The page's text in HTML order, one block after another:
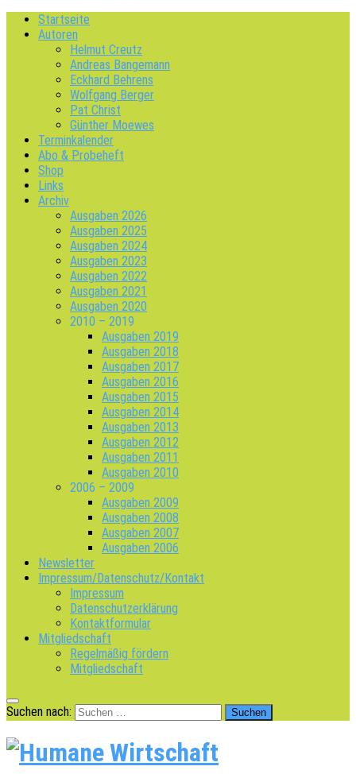
Startseite
Autoren
Helmut Creutz
Andreas Bangemann
Eckhard Behrens
Wolfgang Berger
Pat Christ
Günther Moewes
Terminkalender
Abo & Probeheft
Shop
Links
Archiv
Ausgaben 2026
Ausgaben 2025
Ausgaben 2024
Ausgaben 2023
Ausgaben 2022
Ausgaben 2021
Ausgaben 2020
2010 – 2019
Ausgaben 2019
Ausgaben 2018
Ausgaben 2017
Ausgaben 2016
Ausgaben 2015
Ausgaben 2014
Ausgaben 2013
Ausgaben 2012
Ausgaben 2011
Ausgaben 2010
2006 – 2009
Ausgaben 2009
Ausgaben 2008
Ausgaben 2007
Ausgaben 2006
Newsletter
Impressum/Datenschutz/Kontakt
Impressum
Datenschutzerklärung
Kontaktformular
Mitgliedschaft
Regelmäßig fördern
Mitgliedschaft
Suchen nach: